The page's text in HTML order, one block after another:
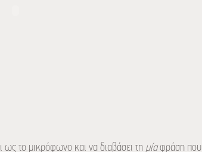
ως το μικρόφωνο και να διαβάσει τη μίαφράση που